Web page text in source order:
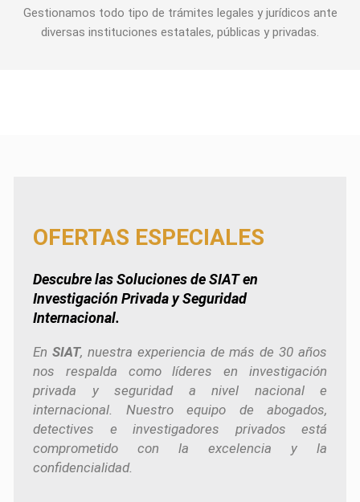
Gestionamos todo tipo de trámites legales y jurídicos ante
diversas instituciones estatales, públicas y privadas.
OFERTAS ESPECIALES
Descubre las Soluciones deSIATen
Investigación Privada y Seguridad
Internacional.
En SIAT, nuestra experiencia de más de 30 años
nos respalda como líderes en investigación
privada y seguridad a nivel nacional e
internacional. Nuestro equipo de abogados,
detectives e investigadores privados está
comprometido con la excelencia y la
confidencialidad.